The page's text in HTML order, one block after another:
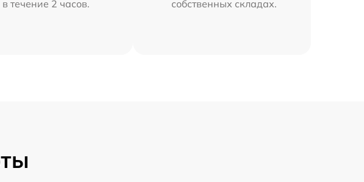
в течение 2 часов.
собственных складах.